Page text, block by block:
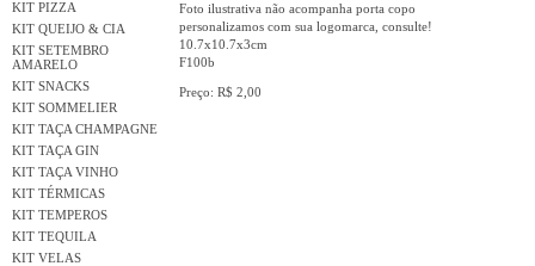
KIT PIZZA
KIT QUEIJO & CIA
KIT SETEMBRO
AMARELO
KIT SNACKS
KIT SOMMELIER
KIT TAÇA CHAMPAGNE
KIT TAÇA GIN
KIT TAÇA VINHO
KIT TÉRMICAS
KIT TEMPEROS
KIT TEQUILA
KIT VELAS
Foto ilustrativa não acompanha porta copo
personalizamos com sua logomarca, consulte!
10.7x10.7x3cm
F100b
Preço: R$ 2,00